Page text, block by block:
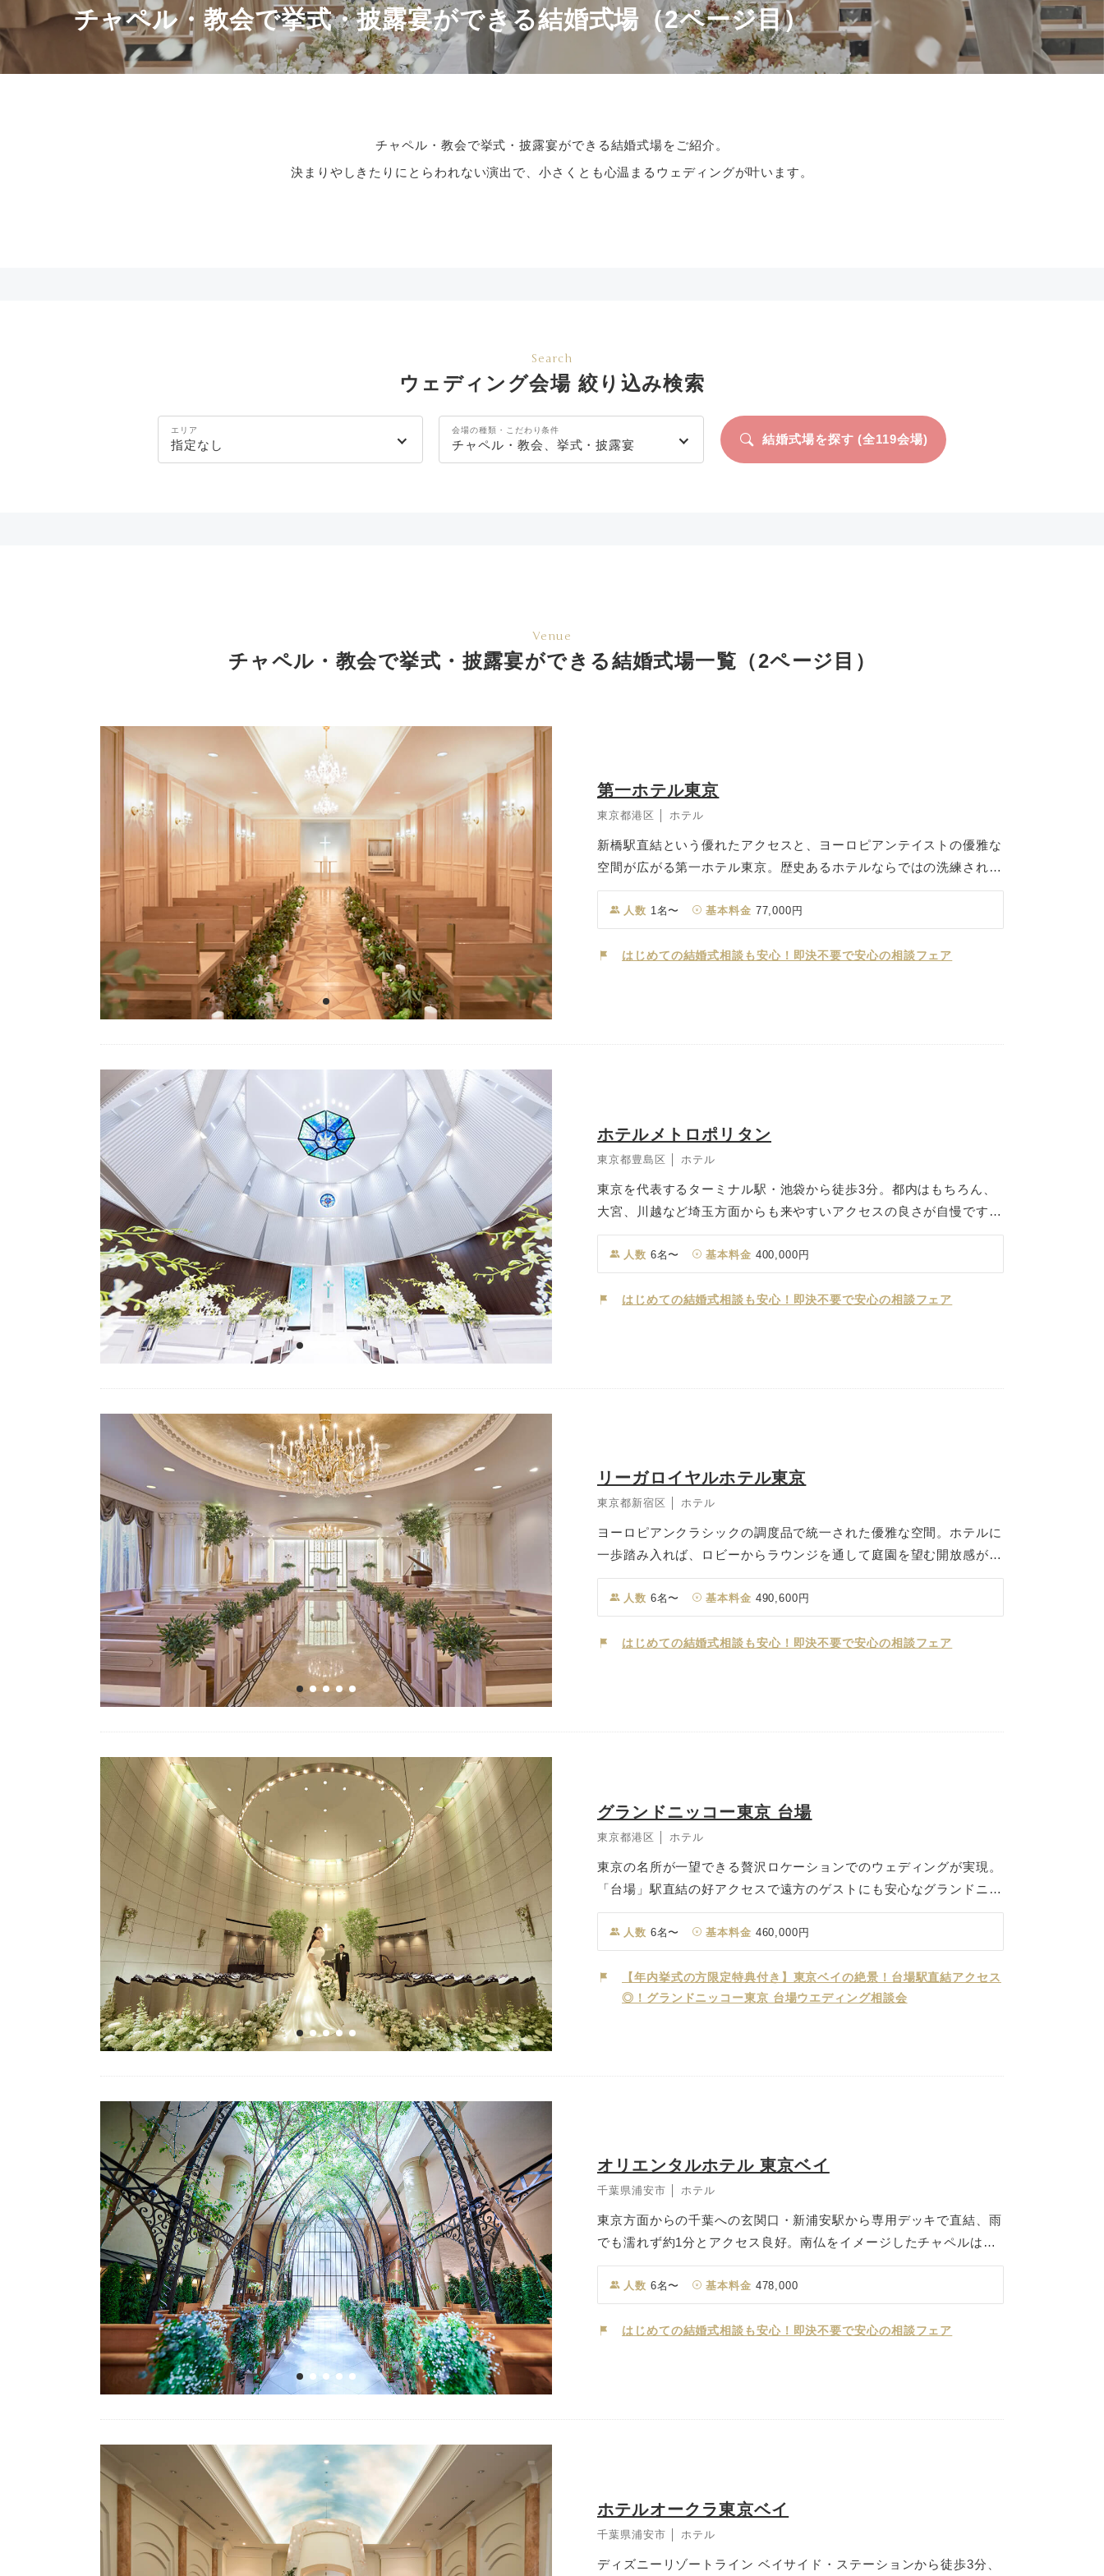
チャペル・教会で挙式・披露宴ができる結婚式場（2ページ目）
チャペル・教会で挙式・披露宴ができる結婚式場をご紹介。
決まりやしきたりにとらわれない演出で、小さくとも心温まるウェディングが叶います。
Search
ウェディング会場 絞り込み検索
エリア
指定なし
会場の種類・こだわり条件
チャペル・教会、挙式・披露宴 結婚式場を探す (全119会場)
Venue
チャペル・教会で挙式・披露宴ができる結婚式場一覧（2ページ目）
第一ホテル東京
東京都港区 │ ホテル
新橋駅直結という優れたアクセスと、ヨーロピアンテイストの優雅な
空間が広がる第一ホテル東京。歴史あるホテルならではの洗練された
サービスと美食で、大切なゲストを心からお迎えします。 木の温も
りに包まれたチャペルは、幸せへの願いを叶える星をイメージした組
木デザインのバージンロードが特徴。 大切なゲストを近くに感じら
れる暖かみのある落ち着いた空間です。 ホテル館内は贅を尽くした
す。 世代を問わず愛される上質なホテルウェディングで、心に残る
人数 1名〜 基本料金 77,000円
はじめての結婚式相談も安心！即決不要で安心の相談フェア
ホテルメトロポリタン
東京都豊島区 │ ホテル
東京を代表するターミナル駅・池袋から徒歩3分。都内はもちろん、
大宮、川越など埼玉方面からも来やすいアクセスの良さが自慢です。
緑溢れる屋上ガーデン、ステンドグラスのあるモダンなチャペル、眺
望抜群のバンケットなどホテルウェディングならではの設備を、おふ
たりでの挙式から少人数婚・家族婚までご利用いただけます。
人数 6名〜 基本料金 400,000円
はじめての結婚式相談も安心！即決不要で安心の相談フェア
リーガロイヤルホテル東京
東京都新宿区 │ ホテル
ヨーロピアンクラシックの調度品で統一された優雅な空間。ホテルに
一歩踏み入れば、ロビーからラウンジを通して庭園を望む開放感が、
心に残る一日の幕開けを印象づけます。 挙式後のパーティは、おふ
たりはもちろん、ご招待するゲストにも心から満ち足りた時間をお過
ごしいただけるよう、ヨーロピアンクラシックの洗練を湛えた空間を
舞台に、おふたりのテーマに合わせた最高のパーティをご提案しま
人数 6名〜 基本料金 490,600円
はじめての結婚式相談も安心！即決不要で安心の相談フェア
グランドニッコー東京 台場
東京都港区 │ ホテル
東京の名所が一望できる贅沢ロケーションでのウェディングが実現。
「台場」駅直結の好アクセスで遠方のゲストにも安心なグランドニッ
コー東京台場は、東京ベイエリアでは唯一無二のヨーロピアンテイス
トホテルでの結婚式が叶う会場です。永遠を表すリングを形どった天
井装飾が目を引く石造りの独立型チャペル「ルミエール」では、まる
で天から降ってくるかのように聞こえる聖歌隊の歌声や拍手、そして
天井からの七色の光が誓いの瞬間をより印象的なものにしてくれま
人数 6名〜 基本料金 460,000円
【年内挙式の方限定特典付き】東京ベイの絶景！台場駅直結アクセス
◎！グランドニッコー東京 台場ウエディング相談会
オリエンタルホテル 東京ベイ
千葉県浦安市 │ ホテル
東京方面からの千葉への玄関口・新浦安駅から専用デッキで直結、雨
でも濡れず約1分とアクセス良好。南仏をイメージしたチャペルは自
然光に包まれ、心地よい開放感です。東京ディズニーリゾート®・パ
ートナーホテルなので、パークへはシャトルバスが運行しており、ゲ
ストの思い出も2倍に。
人数 6名〜 基本料金 478,000
はじめての結婚式相談も安心！即決不要で安心の相談フェア
ホテルオークラ東京ベイ
千葉県浦安市 │ ホテル
ディズニーリゾートライン ベイサイド・ステーションから徒歩3分、